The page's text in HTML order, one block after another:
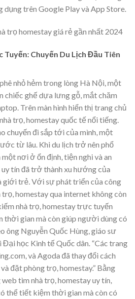
dụng trên Google Play và App Store.
trọ homestay giá rẻ gần nhất 2024
Chuyến Du Lịch Đầu Tiên
nhỏ hẻm trong lòng Hà Nội, một
chiếc ghế dựa lưng gỗ, mắt chăm
Trên màn hình hiển thị trang chủ
trọ, homestay quốc tế nổi tiếng.
chuyến đi sắp tới của mình, một
từ lâu. Khi du lịch trở nên phổ
nơi ở ổn định, tiện nghi và an
tín đã trở thành xu hướng của
giới trẻ. Với sự phát triển của công
homestay qua internet không còn
nhà trọ, homestay trực tuyến
thời gian mà còn giúp người dùng có
ông Nguyễn Quốc Hùng, giáo sư
Đại học Kinh tế Quốc dân. “Các trang
và Agoda đã thay đổi cách
đặt phòng trọ, homestay.” Bằng
tìm nhà trọ, homestay uy tín,
thể tiết kiệm thời gian mà còn có